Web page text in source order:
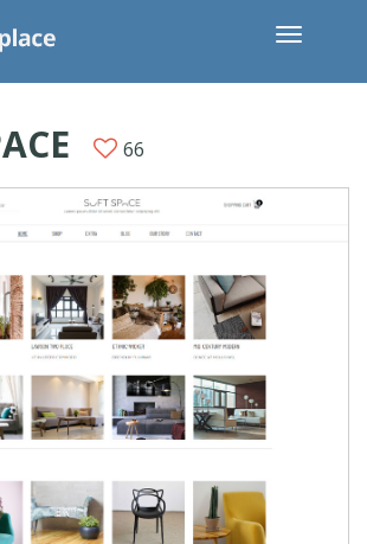
66